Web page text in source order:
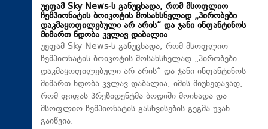
უეფამ Sky News-ს განუცხადა, რომ მსოფლიო
ჩემპიონატის ბოიკოტის მოსახსნელად „პირობები
დაკმაყოფილებული არ არის“ და ჯანი ინფანტინოს
მიმართ ნდობა კვლავ დაბალია
უეფამ Sky News-ს განუცხადა, რომ მსოფლიო
ჩემპიონატის ბოიკოტის მოსახსნელად „პირობები
დაკმაყოფილებული არ არის“ და ჯანი ინფანტინოს
მიმართ ნდობა კვლავ დაბალია, იმის მიუხედავად,
რომ ფიფას პრეზიდენტმა ბოდიში მოიხადა და
მსოფლიო ჩემპიონატის გასხვისების გეგმა უკან
გაიწვია.